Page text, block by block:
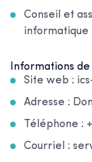
Conseil et
informatique
Informations
Site web :
Adresse :
Téléphone :
Courriel :